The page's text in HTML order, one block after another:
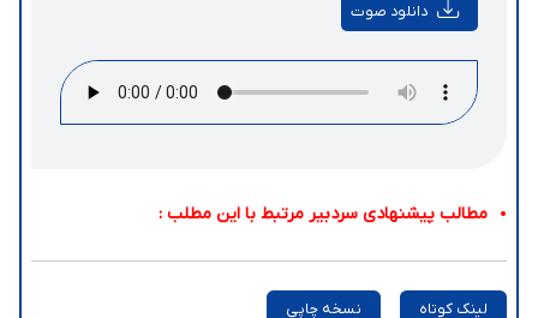
دانلود صوت
مطالب پیشنهادی سردبیر مرتبط با این مطلب :
لینک کوتاه نسخه چاپی